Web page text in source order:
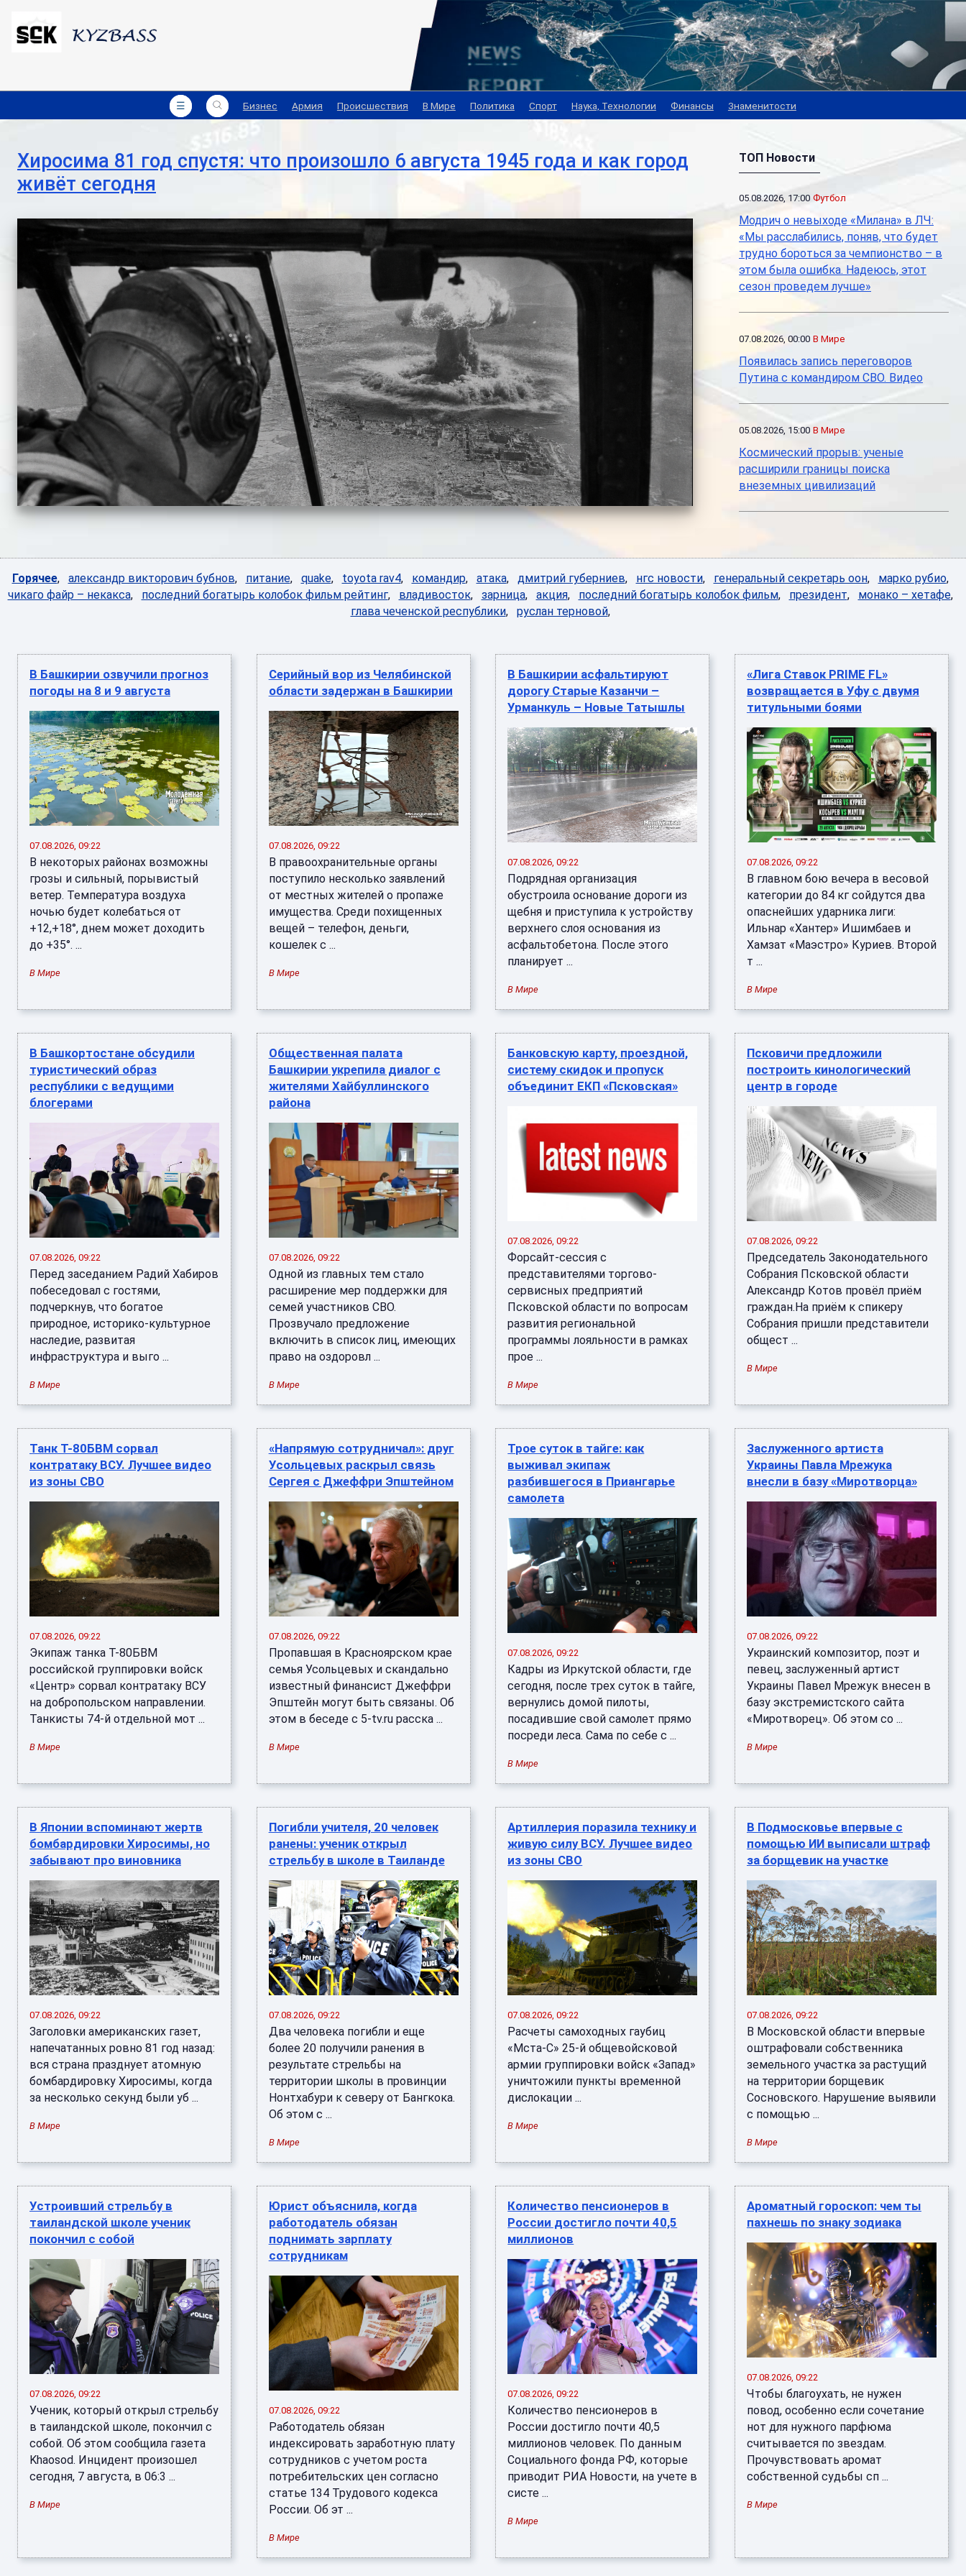
Хиросима 81 год спустя: что произошло 6 августа 1945 года и как город
живёт сегодня
ТОП Новости
05.08.2026, 17:00 Футбол
Модрич о невыходе «Милана» в ЛЧ:
«Мы расслабились, поняв, что будет
трудно бороться за чемпионство – в
этом была ошибка. Надеюсь, этот
сезон проведем лучше»
07.08.2026, 00:00 В Мире
Появилась запись переговоров
Путина с командиром СВО. Видео
05.08.2026, 15:00 В Мире
Космический прорыв: ученые
расширили границы поиска
внеземных цивилизаций
Горячее, александр викторович бубнов, питание, quake, toyota rav4, командир, атака, дмитрий губерниев, нгс новости, генеральный секретарь оон, марко рубио,
чикаго файр – некакса, последний богатырь колобок фильм рейтинг, владивосток, зарница, акция, последний богатырь колобок фильм, президент, монако – хетафе,
глава чеченской республики, руслан терновой,
В Башкирии озвучили прогноз
погоды на 8 и 9 августа
07.08.2026, 09:22
В некоторых районах возможны
грозы и сильный, порывистый
ветер. Температура воздуха
ночью будет колебаться от
+12,+18°, днем может доходить
до +35°. ...
В Мире
Серийный вор из Челябинской
области задержан в Башкирии
07.08.2026, 09:22
В правоохранительные органы
поступило несколько заявлений
от местных жителей о пропаже
имущества. Среди похищенных
вещей – телефон, деньги,
кошелек с ...
В Мире
В Башкирии асфальтируют
дорогу Старые Казанчи –
Урманкуль – Новые Татышлы
07.08.2026, 09:22
Подрядная организация
обустроила основание дороги из
щебня и приступила к устройству
верхнего слоя основания из
асфальтобетона. После этого
планирует ...
В Мире
«Лига Ставок PRIME FL»
возвращается в Уфу с двумя
титульными боями
07.08.2026, 09:22
В главном бою вечера в весовой
категории до 84 кг сойдутся два
опаснейших ударника лиги:
Ильнар «Хантер» Ишимбаев и
Хамзат «Маэстро» Куриев. Второй
т ...
В Мире
В Башкортостане обсудили
туристический образ
республики с ведущими
блогерами
07.08.2026, 09:22
Перед заседанием Радий Хабиров
побеседовал с гостями,
подчеркнув, что богатое
природное, историко-культурное
наследие, развитая
инфраструктура и выго ...
В Мире
Общественная палата
Башкирии укрепила диалог с
жителями Хайбуллинского
района
07.08.2026, 09:22
Одной из главных тем стало
расширение мер поддержки для
семей участников СВО.
Прозвучало предложение
включить в список лиц, имеющих
право на оздоровл ...
В Мире
Банковскую карту, проездной,
систему скидок и пропуск
объединит ЕКП «Псковская»
07.08.2026, 09:22
Форсайт-сессия с
представителями торгово-
сервисных предприятий
Псковской области по вопросам
развития региональной
программы лояльности в рамках
прое ...
В Мире
Псковичи предложили
построить кинологический
центр в городе
07.08.2026, 09:22
Председатель Законодательного
Собрания Псковской области
Александр Котов провёл приём
граждан.На приём к спикеру
Собрания пришли представители
общест ...
В Мире
Танк Т-80БВМ сорвал
контратаку ВСУ. Лучшее видео
из зоны СВО
07.08.2026, 09:22
Экипаж танка Т-80БВМ
российской группировки войск
«Центр» сорвал контратаку ВСУ
на добропольском направлении.
Танкисты 74-й отдельной мот ...
В Мире
«Напрямую сотрудничал»: друг
Усольцевых раскрыл связь
Сергея с Джеффри Эпштейном
07.08.2026, 09:22
Пропавшая в Красноярском крае
семья Усольцевых и скандально
известный финансист Джеффри
Эпштейн могут быть связаны. Об
этом в беседе с 5-tv.ru расска ...
В Мире
Трое суток в тайге: как
выживал экипаж
разбившегося в Приангарье
самолета
07.08.2026, 09:22
Кадры из Иркутской области, где
сегодня, после трех суток в тайге,
вернулись домой пилоты,
посадившие свой самолет прямо
посреди леса. Сама по себе с ...
В Мире
Заслуженного артиста
Украины Павла Мрежука
внесли в базу «Миротворца»
07.08.2026, 09:22
Украинский композитор, поэт и
певец, заслуженный артист
Украины Павел Мрежук внесен в
базу экстремистского сайта
«Миротворец». Об этом со ...
В Мире
В Японии вспоминают жертв
бомбардировки Хиросимы, но
забывают про виновника
07.08.2026, 09:22
Заголовки американских газет,
напечатанных ровно 81 год назад:
вся страна празднует атомную
бомбардировку Хиросимы, когда
за несколько секунд были уб ...
В Мире
Погибли учителя, 20 человек
ранены: ученик открыл
стрельбу в школе в Таиланде
07.08.2026, 09:22
Два человека погибли и еще
более 20 получили ранения в
результате стрельбы на
территории школы в провинции
Нонтхабури к северу от Бангкока.
Об этом с ...
В Мире
Артиллерия поразила технику и
живую силу ВСУ. Лучшее видео
из зоны СВО
07.08.2026, 09:22
Расчеты самоходных гаубиц
«Мста-С» 25-й общевойсковой
армии группировки войск «Запад»
уничтожили пункты временной
дислокации ...
В Мире
В Подмосковье впервые с
помощью ИИ выписали штраф
за борщевик на участке
07.08.2026, 09:22
В Московской области впервые
оштрафовали собственника
земельного участка за растущий
на территории борщевик
Сосновского. Нарушение выявили
с помощью ...
В Мире
Устроивший стрельбу в
таиландской школе ученик
покончил с собой
07.08.2026, 09:22
Ученик, который открыл стрельбу
в таиландской школе, покончил с
собой. Об этом сообщила газета
Khaosod. Инцидент произошел
сегодня, 7 августа, в 06:3 ...
В Мире
Юрист объяснила, когда
работодатель обязан
поднимать зарплату
сотрудникам
07.08.2026, 09:22
Работодатель обязан
индексировать заработную плату
сотрудников с учетом роста
потребительских цен согласно
статье 134 Трудового кодекса
России. Об эт ...
В Мире
Количество пенсионеров в
России достигло почти 40,5
миллионов
07.08.2026, 09:22
Количество пенсионеров в
России достигло почти 40,5
миллионов человек. По данным
Социального фонда РФ, которые
приводит РИА Новости, на учете в
систе ...
В Мире
Ароматный гороскоп: чем ты
пахнешь по знаку зодиака
07.08.2026, 09:22
Чтобы благоухать, не нужен
повод, особенно если сочетание
нот для нужного парфюма
считывается по звездам.
Прочувствовать аромат
собственной судьбы сп ...
В Мире
☰ Бизнес Армия Происшествия В Мире Политика Спорт Наука, Технологии Финансы Знаменитости